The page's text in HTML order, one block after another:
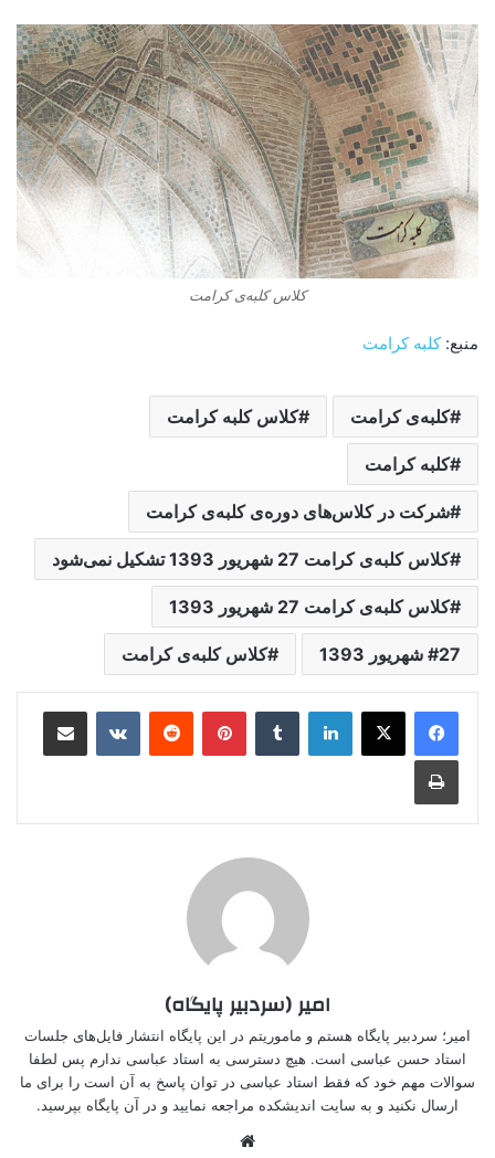
کلاس کلبه‌ی کرامت
منبع: کلبه کرامت
کلبه‌ی کرامت کلاس کلبه‌ کرامت
کلبه‌ کرامت
شرکت در کلاس‌های دوره‌ی کلبه‌ی کرامت
کلاس کلبه‌ی کرامت 27 شهریور 1393 تشکیل نمی‌شود
کلاس کلبه‌ی کرامت 27 شهریور 1393
27 شهریور 1393 کلاس کلبه‌ی کرامت
لینکدین ‫تامبلر ‫پین‌ترست‫رددیت ‫VKontakteاشتراک گذاری از طریق ایمیل
چاپ
امیر (سردبیر پایگاه)
امیر؛ سردبیر پایگاه هستم و ماموریتم در این پایگاه انتشار فایل‌های جلسات
استاد حسن عباسی است. هیچ دسترسی به استاد عباسی ندارم پس لطفا
سوالات مهم خود که فقط استاد عباسی در توان پاسخ به آن است را برای ما
ارسال نکنید و به سایت اندیشکده مراجعه نمایید و در آن پایگاه بپرسید.